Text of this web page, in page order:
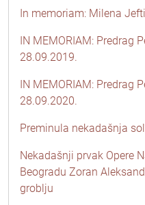
In memoriam: Milena
IN MEMORIAM: Predrag
28.09.2019.
IN MEMORIAM: Predrag
28.09.2020.
Preminula nekadašnja
Nekadašnji prvak Opere
Beogradu Zoran
groblju